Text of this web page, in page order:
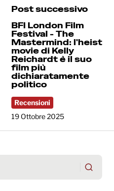
Post successivo
BFI London Film
Festival - The
Mastermind: l'heist
movie di Kelly
Reichardt è il suo
film più
dichiaratamente
politico
Recensioni
19 Ottobre 2025